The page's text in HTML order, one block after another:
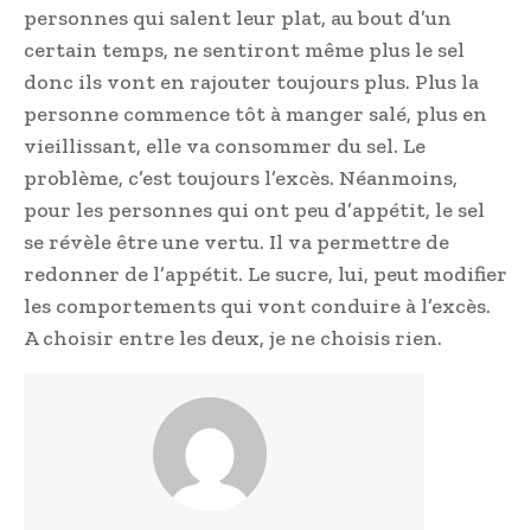
personnes qui salent leur plat, au bout d’un
certain temps, ne sentiront même plus le sel
donc ils vont en rajouter toujours plus. Plus la
personne commence tôt à manger salé, plus en
vieillissant, elle va consommer du sel. Le
problème, c’est toujours l’excès. Néanmoins,
pour les personnes qui ont peu d’appétit, le sel
se révèle être une vertu. Il va permettre de
redonner de l’appétit. Le sucre, lui, peut modifier
les comportements qui vont conduire à l’excès.
A choisir entre les deux, je ne choisis rien.